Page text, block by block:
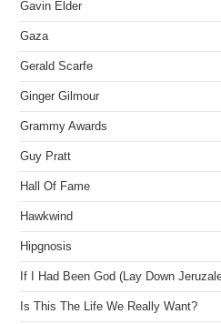
Gavin Elder
Gaza
Gerald Scarfe
Ginger Gilmour
Grammy Awards
Guy Pratt
Hall Of Fame
Hawkwind
Hipgnosis
If I Had Been God (Lay Down
Is This The Life We Really Want?